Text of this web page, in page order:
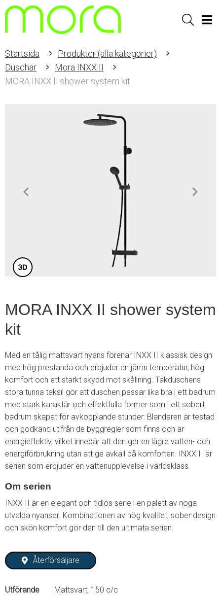
Sök
Startsida
Produkter (alla kategorier)
Duschar
Mora INXX II
MORA INXX II shower system kit
MORA INXX II shower system
kit
Med en tålig mattsvart nyans förenar INXX II klassisk design
med hög prestanda och erbjuder en jämn temperatur, hög
komfort och ett starkt skydd mot skållning. Takduschens
stora tunna taksil gör att duschen passar lika bra i ett badrum
med stark karaktär och effektfulla former som i ett sobert
badrum skapat för avkopplande stunder. Blandaren är testad
och godkänd utifrån de byggregler som finns och är
energieffektiv, vilket innebär att den ger en lägre vatten- och
energiförbrukning utan att ge avkall på komforten. INXX II är
serien som erbjuder en vattenupplevelse i världsklass.
Om serien
INXX II är en elegant och tidlös serie i en palett av noga
utvalda nyanser. Kombinationen av hög kvalitet, sober design
och skön komfort gör den till den ultimata serien.
Återförsäljare
Utförande
Mattsvart, 150 c/c